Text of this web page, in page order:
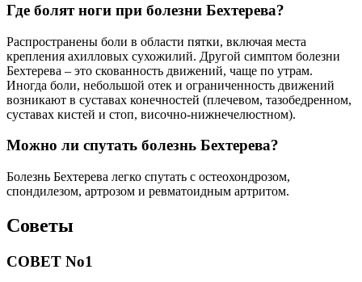
Где болят ноги при болезни Бехтерева?
Распространены боли в области пятки, включая места
крепления ахилловых сухожилий. Другой симптом болезни
Бехтерева – это скованность движений, чаще по утрам.
Иногда боли, небольшой отек и ограниченность движений
возникают в суставах конечностей (плечевом, тазобедренном,
суставах кистей и стоп, височно-нижнечелюстном).
Можно ли спутать болезнь Бехтерева?
Болезнь Бехтерева легко спутать с остеохондрозом,
спондилезом, артрозом и ревматоидным артритом.
Советы
СОВЕТ No1